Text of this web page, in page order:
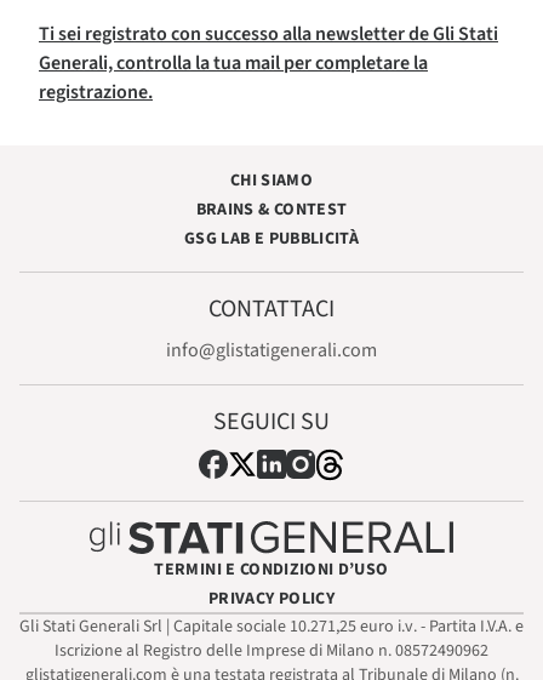
Ti sei registrato con successo alla newsletter de Gli Stati
Generali, controlla la tua mail per completare la
registrazione.
CHI SIAMO
BRAINS & CONTEST
GSG LAB E PUBBLICITÀ
CONTATTACI
info@glistatigenerali.com
SEGUICI SU
TERMINI E CONDIZIONI D’USO
PRIVACY POLICY
Gli Stati Generali Srl | Capitale sociale 10.271,25 euro i.v. - Partita I.V.A. e
Iscrizione al Registro delle Imprese di Milano n. 08572490962
glistatigenerali.com è una testata registrata al Tribunale di Milano (n.